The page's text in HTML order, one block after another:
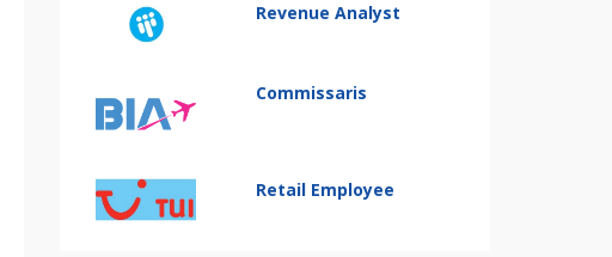
Revenue Analyst
Commissaris
Retail Employee